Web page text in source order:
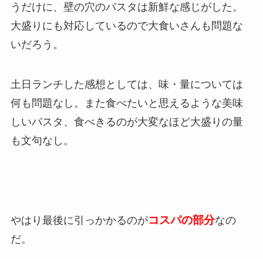
うだけに、壁の穴のパスタは新鮮な感じがした。
大盛りにも対応しているので大食いさんも問題な
いだろう。
土日ランチした感想としては、味・量については
何も問題なし。また食べたいと思えるような美味
しいパスタ、食べきるのが大変なほど大盛りの量
も文句なし。
やはり最後に引っかかるのがコスパの部分なの
だ。